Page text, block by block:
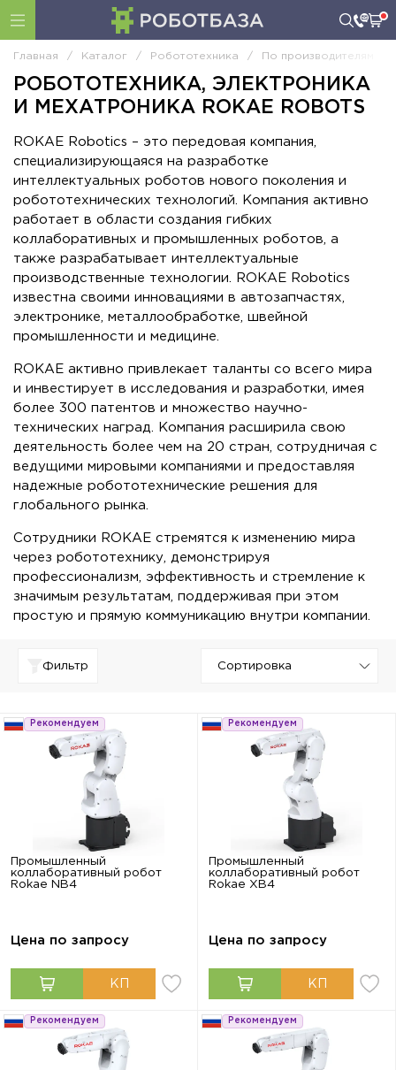
Главная / Каталог / Робототехника / По производителям
РОБОТОТЕХНИКА, ЭЛЕКТРОНИКА
И МЕХАТРОНИКА ROKAE ROBOTS
ROKAE Robotics – это передовая компания,
специализирующаяся на разработке
интеллектуальных роботов нового поколения и
робототехнических технологий. Компания активно
работает в области создания гибких
коллаборативных и промышленных роботов, а
также разрабатывает интеллектуальные
производственные технологии. ROKAE Robotics
известна своими инновациями в автозапчастях,
электронике, металлообработке, швейной
промышленности и медицине.
ROKAE активно привлекает таланты со всего мира
и инвестирует в исследования и разработки, имея
более 300 патентов и множество научно-
технических наград. Компания расширила свою
деятельность более чем на 20 стран, сотрудничая с
ведущими мировыми компаниями и предоставляя
надежные робототехнические решения для
глобального рынка.
Сотрудники ROKAE стремятся к изменению мира
через робототехнику, демонстрируя
профессионализм, эффективность и стремление к
значимым результатам, поддерживая при этом
простую и прямую коммуникацию внутри компании.
Фильтр
Рекомендуем
Промышленный
коллаборативный робот
Rokae NB4
Цена по запросу
Рекомендуем
Промышленный
коллаборативный робот
Rokae XB4
Цена по запросу
Рекомендуем Рекомендуем